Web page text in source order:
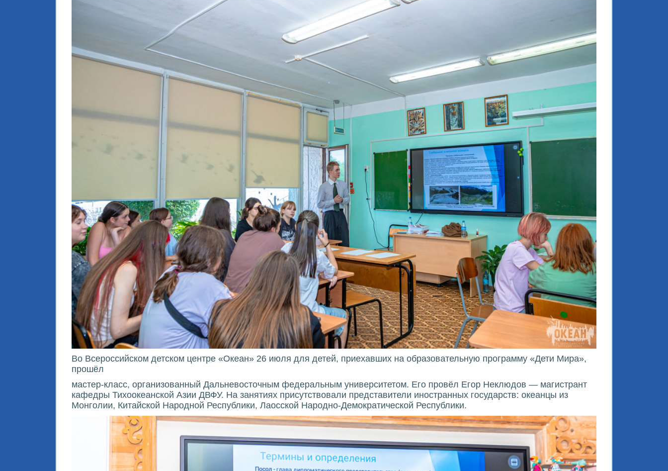
Во Всероссийском детском центре «Океан» 26 июля для детей, приехавших на образовательную программу «Дети Мира»,
прошёл
мастер-класс, организованный Дальневосточным федеральным университетом. Его провёл Егор Неклюдов — магистрант
кафедры Тихоокеанской Азии ДВФУ. На занятиях присутствовали представители иностранных государств: океанцы из
Монголии, Китайской Народной Республики, Лаосской Народно-Демократической Республики.